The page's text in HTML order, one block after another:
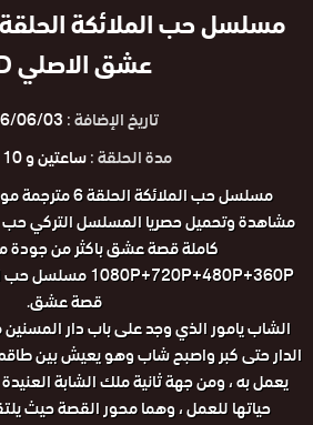
عشق الاصلي HD
تاريخ الإضافة :06/03
مدة الحلقة :ساعتين و 10 دقائق
مسلسل حب
كاملة قصة عشق باكثر من جودة
قصة عشق.
الشاب يامور الذي وجد على باب دار
الدار حتى كبر واصبح شاب وهو يعيش بين طاقم
يعمل به ، ومن جهة ثانية ملك الشابة
حياتها للعمل ، وهما محور القصة حيث